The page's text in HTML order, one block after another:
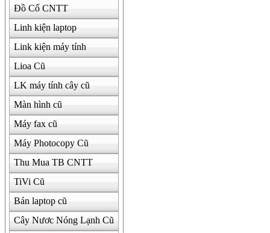
Đồ Cổ CNTT
Linh kiện laptop
Link kiện máy tính
Lioa Cũ
LK máy tính cây cũ
Màn hình cũ
Máy fax cũ
Máy Photocopy Cũ
Thu Mua TB CNTT
TiVi Cũ
Bán laptop cũ
Cây Nươc Nóng Lạnh Cũ